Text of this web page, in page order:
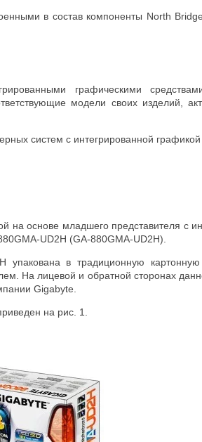
в состав компоненты North
графическими
модели своих изделий,
систем с интегрированной
на основе младшего представителя с
UD2H (GA-880GMA-UD2H).
упакована в традиционную
На лицевой и обратной сторонах
Gigabyte.
на рис. 1.